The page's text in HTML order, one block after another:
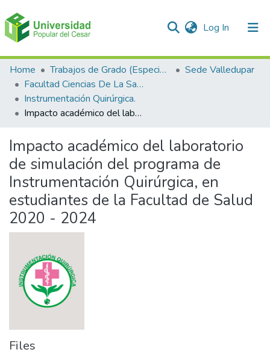
Log In (current)
Communities & Collections
All of DSpace
Statistics
Home Trabajos de Grado (Especializaciones y Pregrados)
Sede Valledupar
Facultad Ciencias De La Salud.
Instrumentación Quirúrgica.
Impacto académico del laboratorio de simulación del programa de Instrumentación Quirúrgica, en estudiantes de la Facultad de Salud 2020 - 2024
Impacto académico del laboratorio
de simulación del programa de
Instrumentación Quirúrgica, en
estudiantes de la Facultad de Salud
2020 - 2024
Files